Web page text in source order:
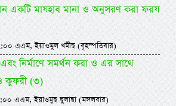
একটি মাযহাব মানা ও অনুসরণ করা ফরয
এএম, ইয়াওমুল খমীছ (বৃহস্পতিবার)
এবং নির্মাণে সমর্থন করা ও এর সাথে
ও কুফরী (৩)
এএম, ইয়াওমুছ ছুলাছা (মঙ্গলবার)